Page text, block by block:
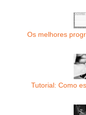
Os melhores
Tutorial: Como